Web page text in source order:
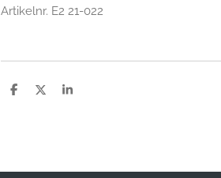
Artikelnr. E2 21-022
D
D
S